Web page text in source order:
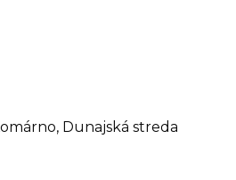
Dunajská streda